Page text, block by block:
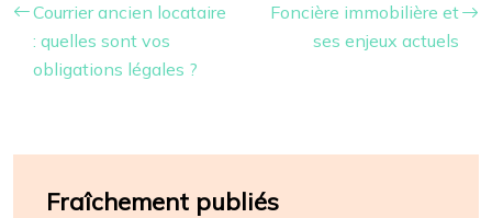
Courrier ancien locataire
: quelles sont vos
obligations légales ?
Foncière immobilière et
ses enjeux actuels
Fraîchement publiés